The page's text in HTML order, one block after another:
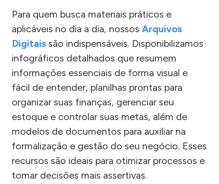
Para quem busca materiais práticos e
aplicáveis no dia a dia, nossos Arquivos
Digitais são indispensáveis. Disponibilizamos
infográficos detalhados que resumem
informações essenciais de forma visual e
fácil de entender, planilhas prontas para
organizar suas finanças, gerenciar seu
estoque e controlar suas metas, além de
modelos de documentos para auxiliar na
formalização e gestão do seu negócio. Esses
recursos são ideais para otimizar processos e
tomar decisões mais assertivas.